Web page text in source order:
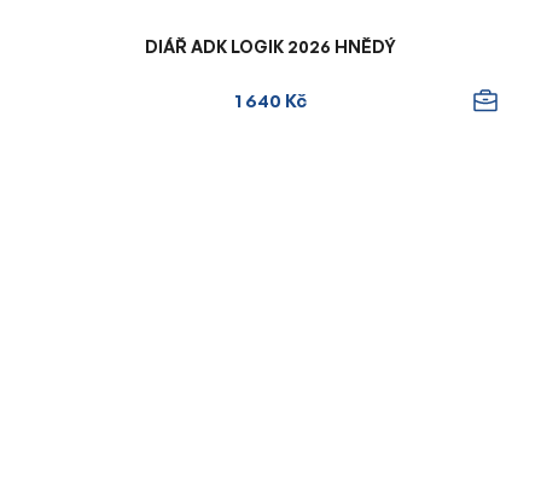
DIÁŘ ADK LOGIK 2026 HNĚDÝ
1 640 Kč